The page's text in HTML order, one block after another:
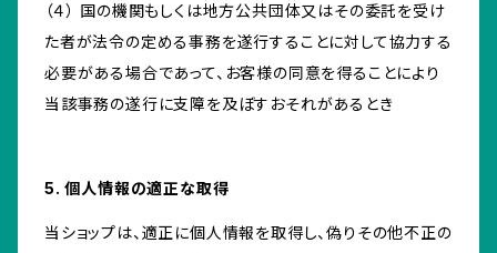
（４） 国の機関もしくは地方公共団体又はその委託を受け
た者が法令の定める事務を遂行することに対して協力する
必要がある場合であって、お客様の同意を得ることにより
当該事務の遂行に支障を及ぼすおそれがあるとき
5. 個人情報の適正な取得
当ショップは、適正に個人情報を取得し、偽りその他不正の